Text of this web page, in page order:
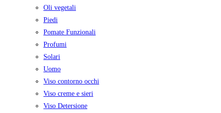
Oli vegetali
Piedi
Pomate Funzionali
Profumi
Solari
Uomo
Viso contorno occhi
Viso creme e sieri
Viso Detersione